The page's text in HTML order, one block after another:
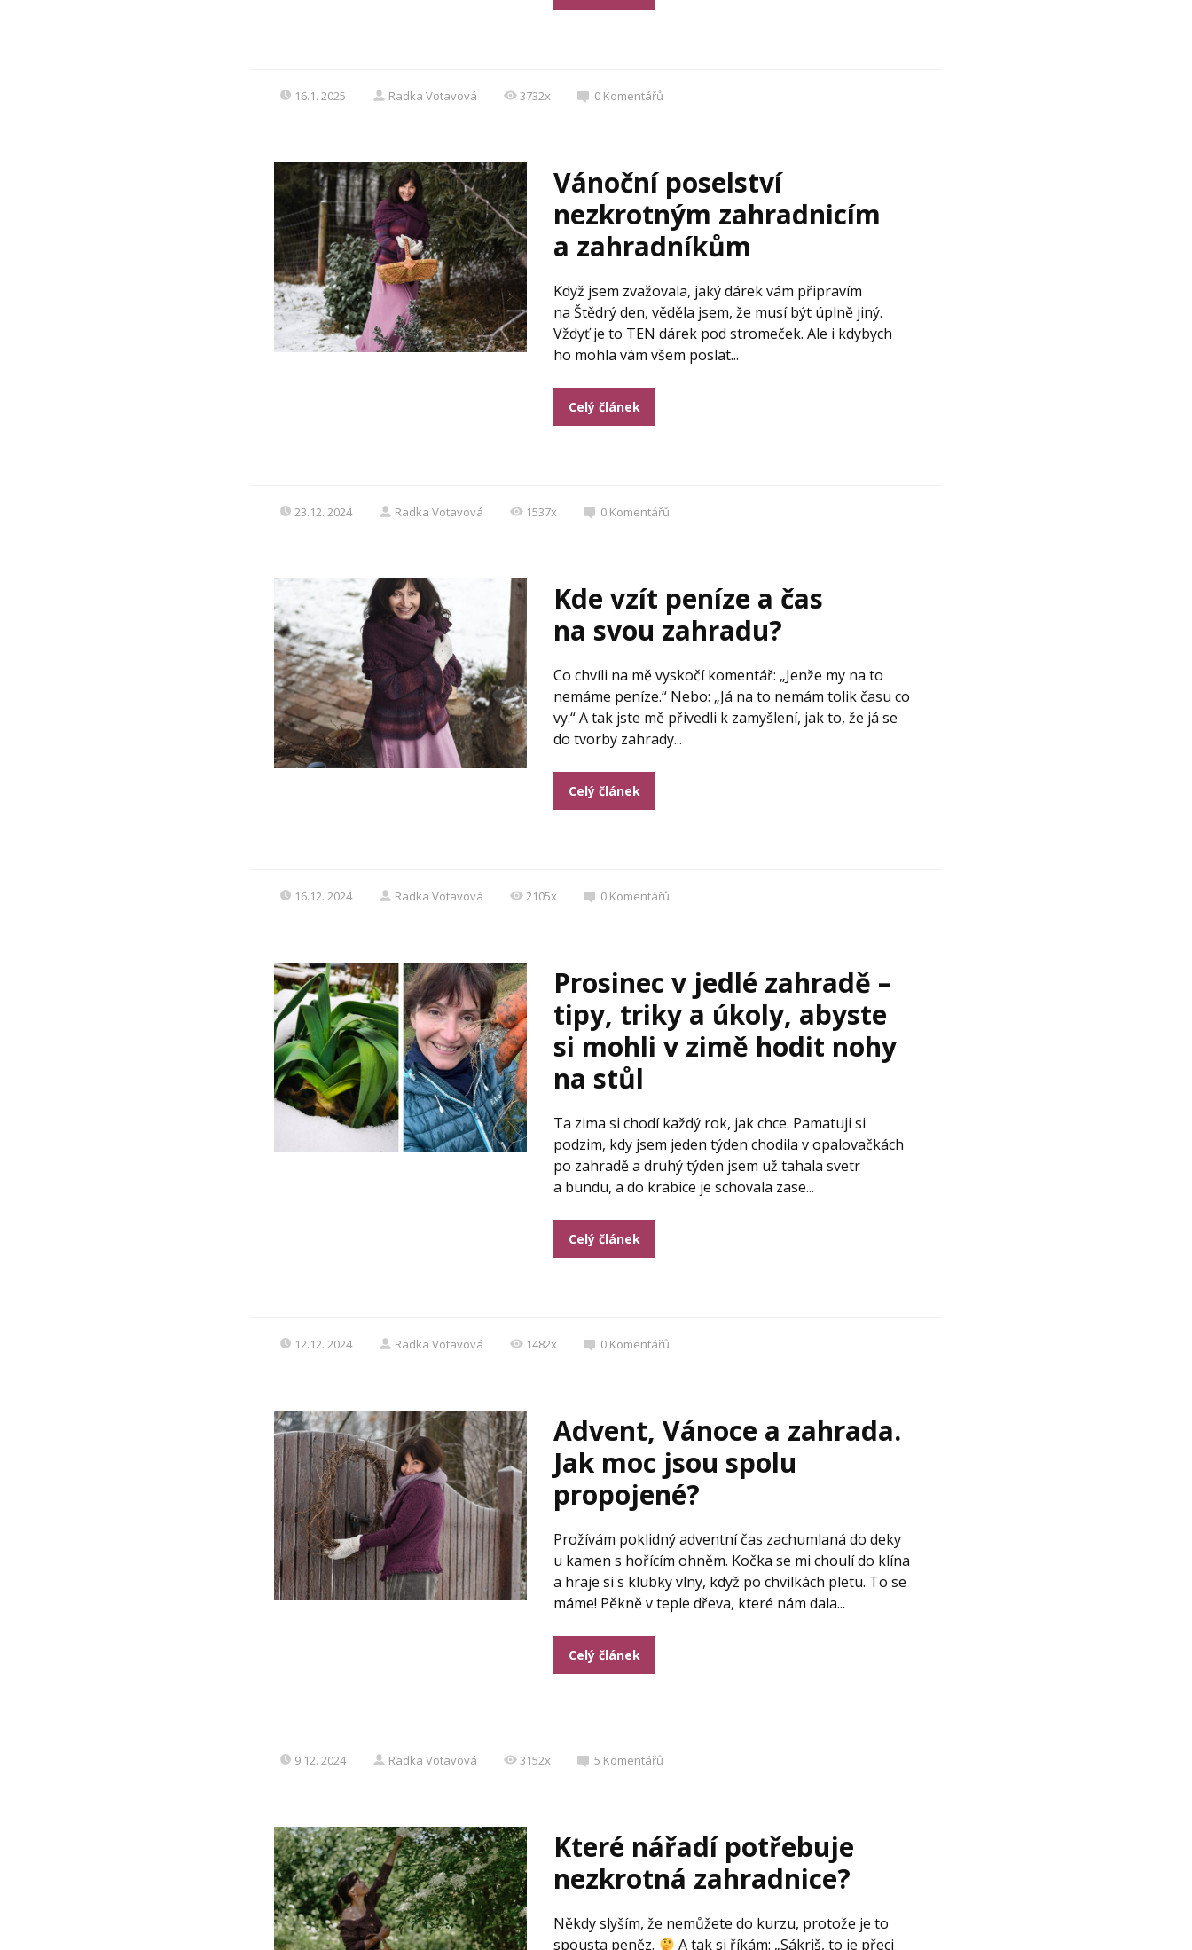
16.1. 2025 Radka Votavová 3732x 0 Komentářů
Vánoční poselství
nezkrotným zahradnicím
a zahradníkům
Když jsem zvažovala, jaký dárek vám připravím
na Štědrý den, věděla jsem, že musí být úplně jiný.
Vždyť je to TEN dárek pod stromeček. Ale i kdybych
ho mohla vám všem poslat...
Celý článek
23.12. 2024 Radka Votavová 1537x 0 Komentářů
Kde vzít peníze a čas
na svou zahradu?
Co chvíli na mě vyskočí komentář: „Jenže my na to
nemáme peníze.“ Nebo: „Já na to nemám tolik času co
vy.“ A tak jste mě přivedli k zamyšlení, jak to, že já se
do tvorby zahrady...
Celý článek
16.12. 2024 Radka Votavová 2105x 0 Komentářů
Prosinec v jedlé zahradě –
tipy, triky a úkoly, abyste
si mohli v zimě hodit nohy
na stůl
Ta zima si chodí každý rok, jak chce. Pamatuji si
podzim, kdy jsem jeden týden chodila v opalovačkách
po zahradě a druhý týden jsem už tahala svetr
a bundu, a do krabice je schovala zase...
Celý článek
12.12. 2024 Radka Votavová 1482x 0 Komentářů
Advent, Vánoce a zahrada.
Jak moc jsou spolu
propojené?
Prožívám poklidný adventní čas zachumlaná do deky
u kamen s hořícím ohněm. Kočka se mi choulí do klína
a hraje si s klubky vlny, když po chvilkách pletu. To se
máme! Pěkně v teple dřeva, které nám dala...
Celý článek
9.12. 2024 Radka Votavová 3152x 5 Komentářů
Které nářadí potřebuje
nezkrotná zahradnice?
Někdy slyším, že nemůžete do kurzu, protože je to
spousta peněz.
A tak si říkám: „Sákriš, to je přeci